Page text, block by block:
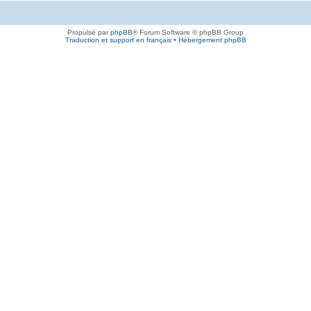
Propulsé parphpBB® Forum Software © phpBB Group
Traduction et support en français• Hébergement phpBB